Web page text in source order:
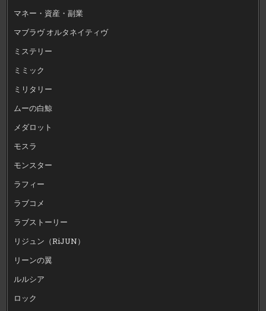
マネー・資産・副業
マブラヴ オルタネイティヴ
ミステリー
ミミック
ミリタリー
ムーの白鯨
メダロット
モスラ
モンスター
ラフィー
ラブコメ
ラブストーリー
リジュン（RiJUN）
リーンの翼
ルルシア
ロック